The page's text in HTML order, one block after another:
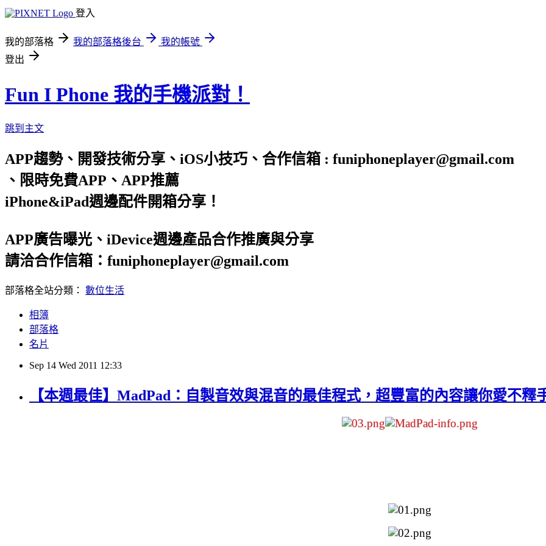
登入
我的部落格 我的部落格後台
我的帳號
登出
Fun I Phone 我的手機派對！
跳到主文
APP趨勢、開發技術分享、iOS小技巧、合作信箱 : funiphoneplayer@gmail.com
、限時免費APP、APP推薦
iPhone&iPad週邊配件開箱分享！
APP廣告曝光、iDevice週邊產品合作推廣與分享
請洽合作信箱：funiphoneplayer@gmail.com
部落格全站分類： 數位生活
相簿
部落格
名片
Sep 14 Wed 2011 12:33
【本週最佳】MadPad：自製音效與混音的最佳程式，超豐富的內容讓你愛不釋